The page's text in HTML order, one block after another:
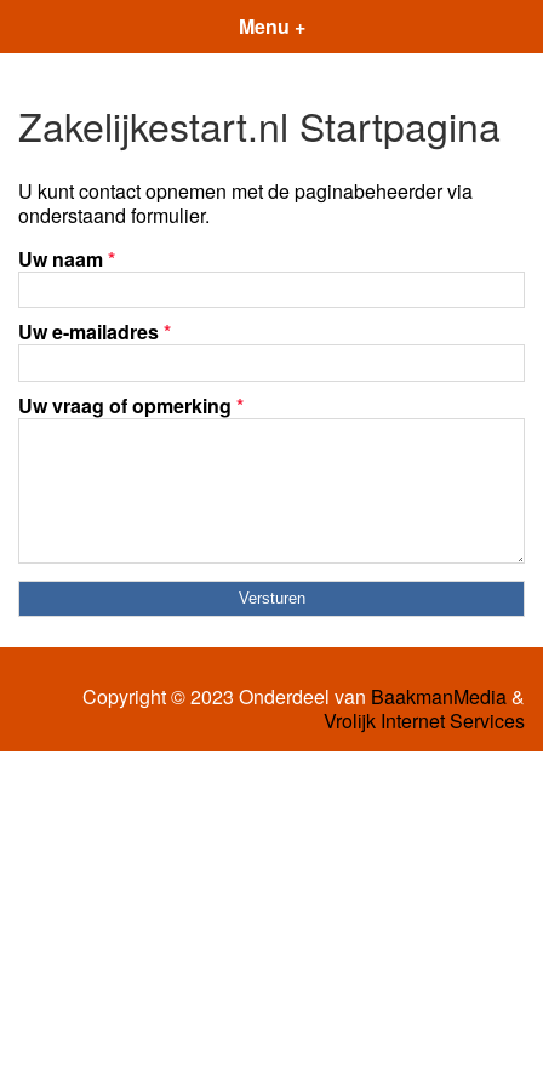
Menu +
Zakelijkestart.nl Startpagina
U kunt contact opnemen met de paginabeheerder via
onderstaand formulier.
Uw naam*
Uw e-mailadres*
Uw vraag of opmerking *
Copyright © 2023 Onderdeel van BaakmanMedia&
Vrolijk Internet Services